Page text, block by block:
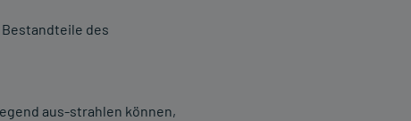
des
aus-strahlen können,